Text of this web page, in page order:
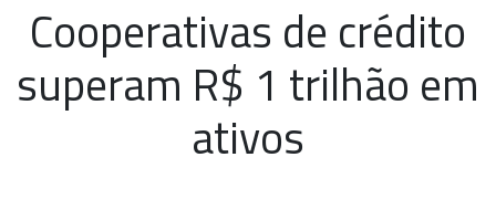
Cooperativas de crédito
superam R$ 1 trilhão em
ativos